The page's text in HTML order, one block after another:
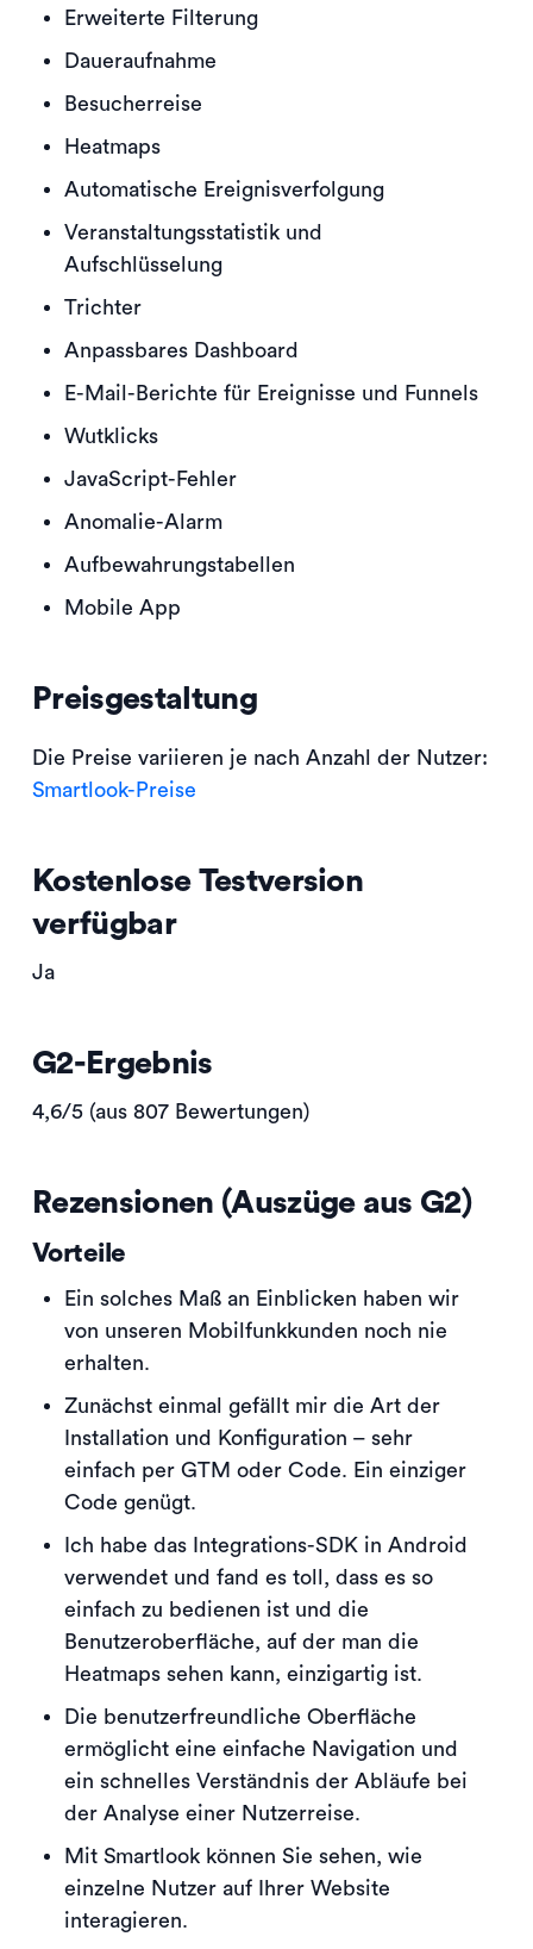
Erweiterte Filterung
Daueraufnahme
Besucherreise
Heatmaps
Automatische Ereignisverfolgung
Veranstaltungsstatistik und
Aufschlüsselung
Trichter
Anpassbares Dashboard
E-Mail-Berichte für Ereignisse und Funnels
Wutklicks
JavaScript-Fehler
Anomalie-Alarm
Aufbewahrungstabellen
Mobile App
Preisgestaltung
Die Preise variieren je nach Anzahl der Nutzer:
Smartlook-Preise
Kostenlose Testversion
verfügbar
Ja
G2-Ergebnis
4,6/5 (aus 807 Bewertungen)
Rezensionen (Auszüge aus G2)
Vorteile
Ein solches Maß an Einblicken haben wir
von unseren Mobilfunkkunden noch nie
erhalten.
Zunächst einmal gefällt mir die Art der
Installation und Konfiguration – sehr
einfach per GTM oder Code. Ein einziger
Code genügt.
Ich habe das Integrations-SDK in Android
verwendet und fand es toll, dass es so
einfach zu bedienen ist und die
Benutzeroberfläche, auf der man die
Heatmaps sehen kann, einzigartig ist.
Die benutzerfreundliche Oberfläche
ermöglicht eine einfache Navigation und
ein schnelles Verständnis der Abläufe bei
der Analyse einer Nutzerreise.
Mit Smartlook können Sie sehen, wie
einzelne Nutzer auf Ihrer Website
interagieren.